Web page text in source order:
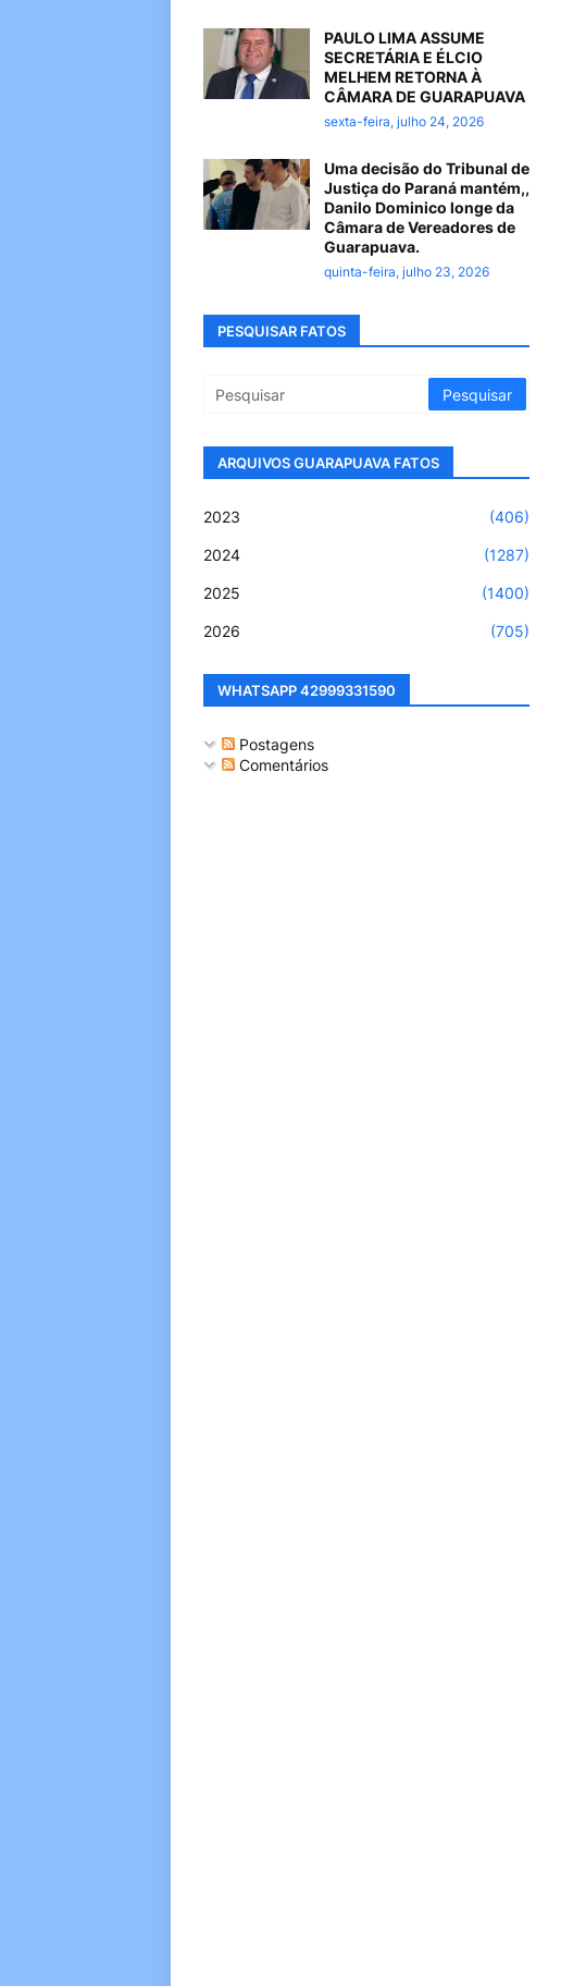
PAULO LIMA ASSUME
SECRETÁRIA E ÉLCIO
MELHEM RETORNA À
CÂMARA DE GUARAPUAVA
sexta-feira, julho 24, 2026
Uma decisão do Tribunal de
Justiça do Paraná mantém,,
Danilo Dominico longe da
Câmara de Vereadores de
Guarapuava.
quinta-feira, julho 23, 2026
PESQUISAR FATOS
ARQUIVOS GUARAPUAVA FATOS
2023 (406)
2024 (1287)
2025 (1400)
2026 (705)
WHATSAPP 42999331590
Postagens
Comentários